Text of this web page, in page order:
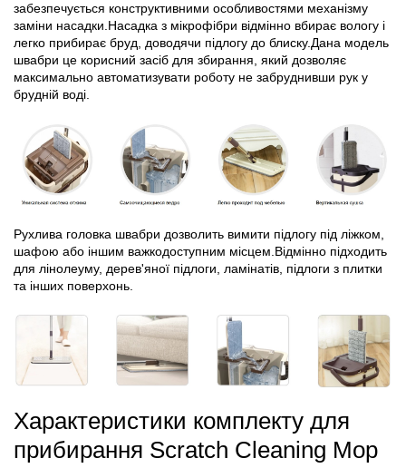
забезпечується конструктивними особливостями механізму
заміни насадки.Насадка з мікрофібри відмінно вбирає вологу і
легко прибирає бруд, доводячи підлогу до блиску.Дана модель
швабри це корисний засіб для збирання, який дозволяє
максимально автоматизувати роботу не забруднивши рук у
брудній воді.
Рухлива головка швабри дозволить вимити підлогу під ліжком,
шафою або іншим важкодоступним місцем.Відмінно підходить
для лінолеуму, дерев'яної підлоги, ламінатів, підлоги з плитки
та інших поверхонь.
Характеристики комплекту для
прибирання Scratch Cleaning Mop